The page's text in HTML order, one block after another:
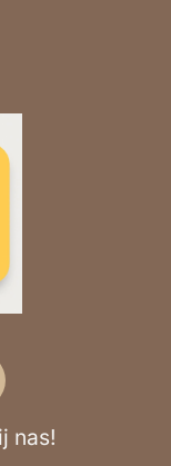
nas!